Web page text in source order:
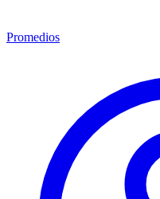
Promedios